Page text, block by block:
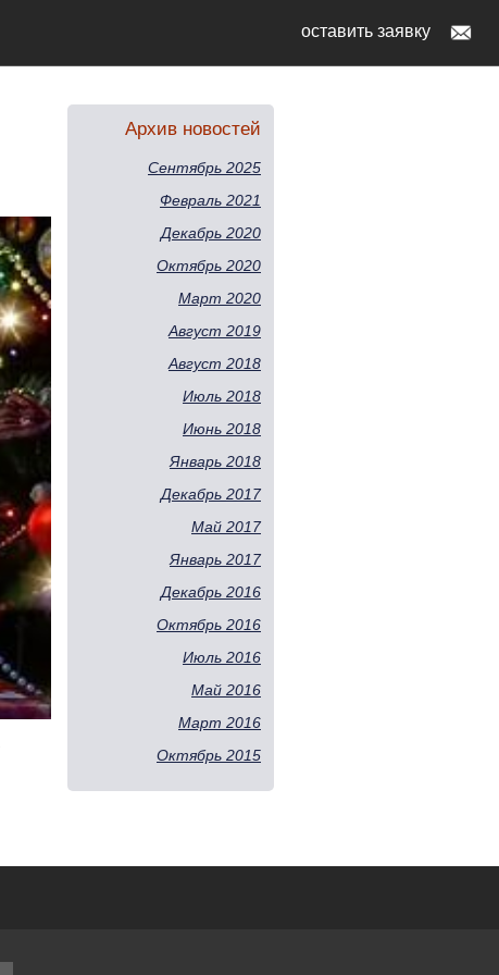
оставить заявку
Архив новостей
Сентябрь 2025
Февраль 2021
Декабрь 2020
Октябрь 2020
Март 2020
Август 2019
Август 2018
Июль 2018
Июнь 2018
Январь 2018
Декабрь 2017
Май 2017
Январь 2017
Декабрь 2016
Октябрь 2016
Июль 2016
Май 2016
Март 2016
Октябрь 2015